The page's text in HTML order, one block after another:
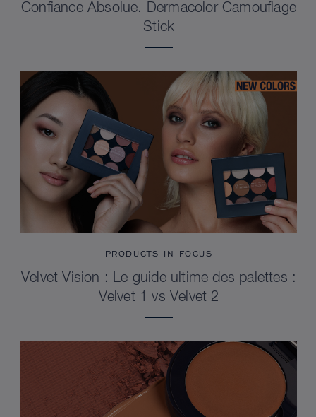
Confiance Absolue. Dermacolor Camouflage
Stick
PRODUCTS IN FOCUS
Velvet Vision : Le guide ultime des palettes :
Velvet 1 vs Velvet 2